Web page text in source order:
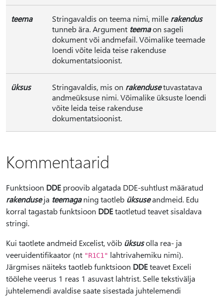
teema Stringavaldis on teema nimi, mille rakendus
tunneb ära. Argument teemaon sageli
dokument või andmefail. Võimalike teemade
loendi võite leida teise rakenduse
dokumentatsioonist.
üksus Stringavaldis, mis on rakendusetuvastatava
andmeüksuse nimi. Võimalike üksuste loendi
võite leida teise rakenduse
dokumentatsioonist.
Kommentaarid
Funktsioon DDE proovib algatada DDE-suhtlust määratud
rakenduseja teemaganing taotleb üksuseandmeid. Edu
korral tagastab funktsioon DDEtaotletud teavet sisaldava
stringi.
Kui taotlete andmeid Excelist, võib üksusolla rea- ja
veeruidentifikaator (nt "R1C1" lahtrivahemiku nimi).
Järgmises näiteks taotleb funktsioon DDEteavet Exceli
töölehe veerus 1 reas 1 asuvast lahtrist. Selle tekstivälja
juhtelemendi avaldise saate sisestada juhtelemendi